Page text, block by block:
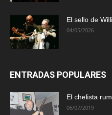
El sello de
04/05/2026
ENTRADAS POPULARES
El chelista
06/07/2019